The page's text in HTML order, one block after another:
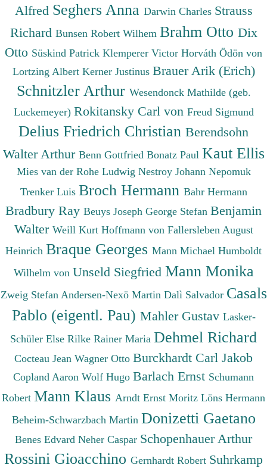
Alfred Seghers Anna Darwin Charles Strauss
Richard Bunsen Robert Wilhem Brahm Otto Dix
Otto Süskind Patrick Klemperer Victor Horváth Ödön von
Lortzing Albert Kerner Justinus Brauer Arik (Erich)
Schnitzler Arthur Wesendonck Mathilde (geb.
Luckemeyer) Rokitansky Carl von Freud Sigmund
Delius Friedrich Christian Berendsohn
Walter Arthur Benn Gottfried Bonatz Paul Kaut Ellis
Mies van der Rohe Ludwig Nestroy Johann Nepomuk
Trenker Luis Broch Hermann Bahr Hermann
Bradbury Ray Beuys Joseph George Stefan Benjamin
Walter Weill Kurt Hoffmann von Fallersleben August
Heinrich Braque Georges Mann Michael Humboldt
Wilhelm von Unseld Siegfried Mann Monika
Zweig Stefan Andersen-Nexö Martin Dalì Salvador Casals
Pablo (eigentl. Pau) Mahler Gustav Lasker-
Schüler Else Rilke Rainer Maria Dehmel Richard
Cocteau Jean Wagner Otto Burckhardt Carl Jakob
Copland Aaron Wolf Hugo Barlach Ernst Schumann
Robert Mann Klaus Arndt Ernst Moritz Löns Hermann
Beheim-Schwarzbach Martin Donizetti Gaetano
Benes Edvard Neher Caspar Schopenhauer Arthur
Rossini Gioacchino Gernhardt Robert Suhrkamp